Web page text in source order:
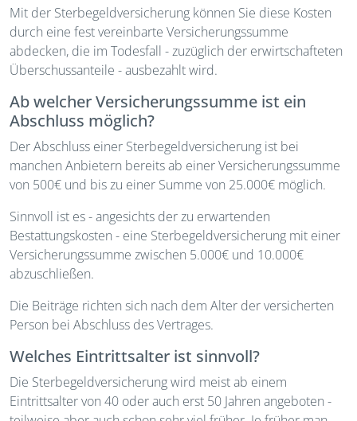
Mit der Sterbegeldversicherung können Sie diese Kosten
durch eine fest vereinbarte Versicherungssumme
abdecken, die im Todesfall - zuzüglich der erwirtschafteten
Überschussanteile - ausbezahlt wird.
Ab welcher Versicherungssumme ist ein
Abschluss möglich?
Der Abschluss einer Sterbegeldversicherung ist bei
manchen Anbietern bereits ab einer Versicherungssumme
von 500€ und bis zu einer Summe von 25.000€ möglich.
Sinnvoll ist es - angesichts der zu erwartenden
Bestattungskosten - eine Sterbegeldversicherung mit einer
Versicherungssumme zwischen 5.000€ und 10.000€
abzuschließen.
Die Beiträge richten sich nach dem Alter der versicherten
Person bei Abschluss des Vertrages.
Welches Eintrittsalter ist sinnvoll?
Die Sterbegeldversicherung wird meist ab einem
Eintrittsalter von 40 oder auch erst 50 Jahren angeboten -